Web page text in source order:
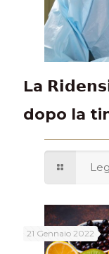
La
dopo la
21 Gennaio 2022